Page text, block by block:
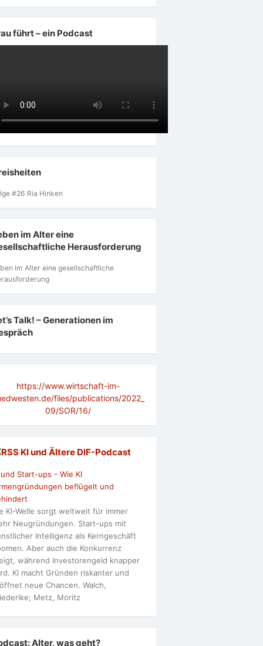
führt – ein Podcast
#26 Ria Hinken
im Alter eine
Herausforderung
im Alter eine gesellschaftliche
Talk! – Generationen im
https://www.wirtschaft-im-
files/publications/2022_
09/SOR/16/
KI und Ältere DlF-Podcast
und Start-ups - Wie KI
beflügelt und
KI-Welle sorgt weltweit für immer
Neugründungen. Start-ups mit
Intelligenz als Kerngeschäft
Aber auch die Konkurrenz
während Investorengeld knapper
KI macht Gründen riskanter und
neue Chancen. Walch,
Metz, Moritz
Alter, was geht?